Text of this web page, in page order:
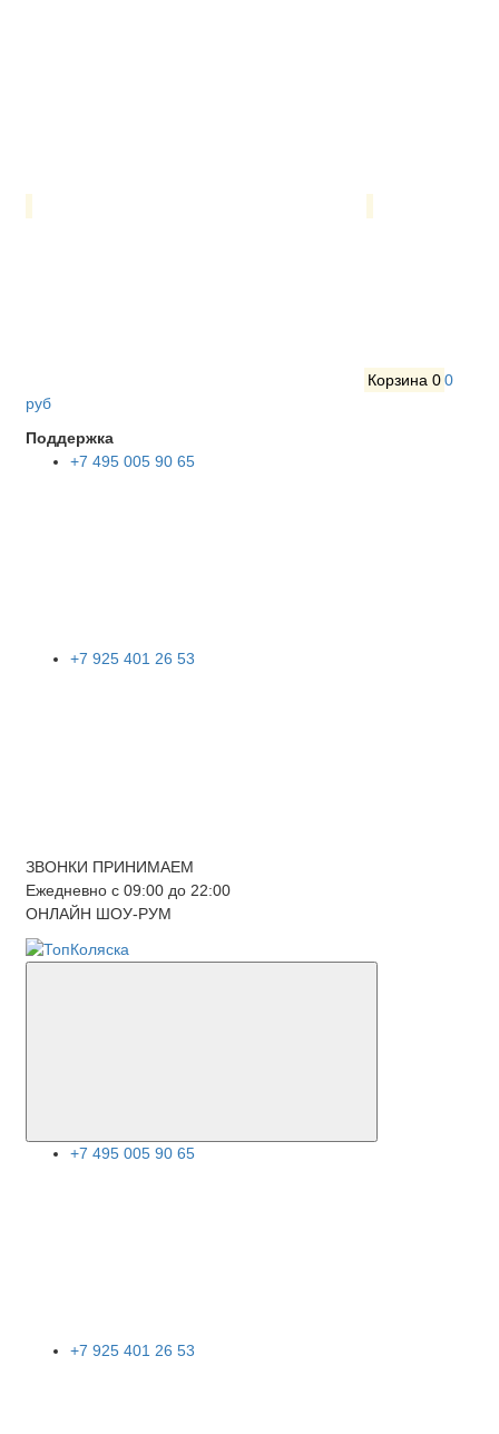
Корзина 00
руб
Поддержка
+7 495 005 90 65
+7 925 401 26 53
ЗВОНКИ ПРИНИМАЕМ
Ежедневно с 09:00 до 22:00
ОНЛАЙН ШОУ-РУМ
+7 495 005 90 65
+7 925 401 26 53